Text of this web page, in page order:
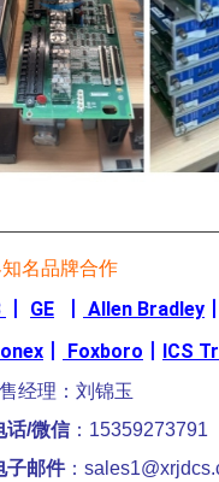
名品牌合作
GE Allen Bradley
Foxboro ICS
经理：刘锦玉
话/微信：15359273791
子邮件：